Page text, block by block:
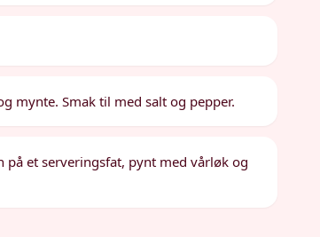
mynte. Smak til med salt og pepper.
et serveringsfat, pynt med vårløk og